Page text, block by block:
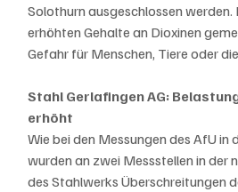
Solothurn ausgeschlossen werden.
erhöhten Gehalte an Dioxinen
Gefahr für Menschen, Tiere oder
Stahl Gerlafingen AG:
erhöht
Wie bei den Messungen des AfU in
wurden an zwei Messstellen in der
des Stahlwerks Überschreitungen